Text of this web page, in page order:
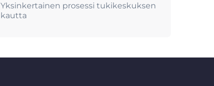
Yksinkertainen prosessi tukikeskuksen
kautta